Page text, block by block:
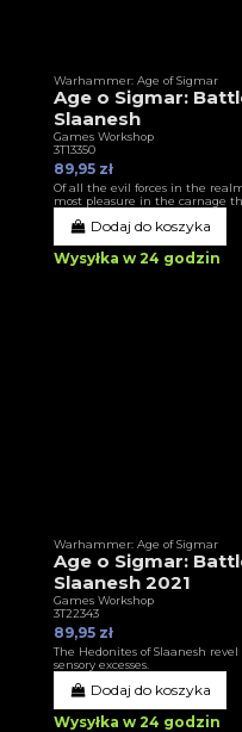
Warhammer: Age of Sigmar
Age o Sigmar:
Slaanesh
Games Workshop
3T13350
89,95 zł
Of all the evil forces in the
most pleasure in the carnage
Dodaj do koszyka
Wysyłka w 24 godzin
Warhammer: Age of Sigmar
Age o Sigmar:
Slaanesh 2021
Games Workshop
3T22343
89,95 zł
The Hedonites of Slaanesh
sensory excesses.
Dodaj do koszyka
Wysyłka w 24 godzin